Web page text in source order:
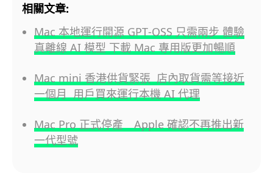
相關文章:
Mac 本地運行開源 GPT‑OSS 只需兩步 體驗
真離線 AI 模型 下載 Mac 專用版更加暢順
Mac mini 香港供貨緊張 店內取貨需等接近
一個月 用戶買來運行本機 AI 代理
Mac Pro 正式停產 Apple 確認不再推出新
一代型號